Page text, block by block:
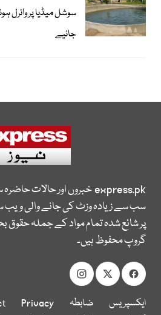
سوشل میڈیا پر وائرل
جانیے
express.pkخبروں اور حالات
سب سے زیادہ وزٹ کی جانے والی
پر شائع شدہ تمام مواد کے جملہ حقوق
گروپ محفوظ ہیں۔
ایکسپریس
ضابطہ
Privacy